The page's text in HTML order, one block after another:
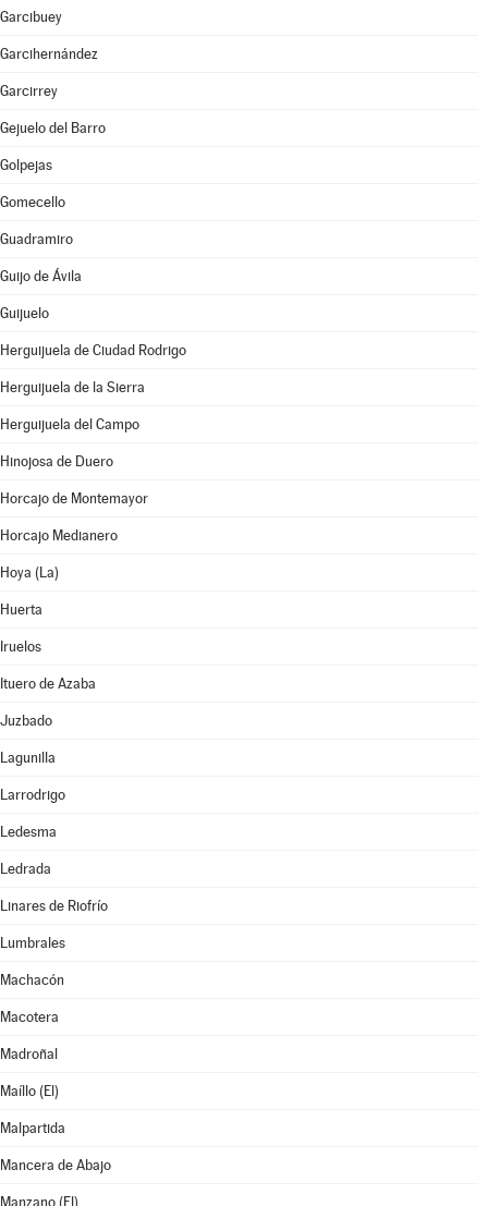
Garcibuey
Garcihernández
Garcirrey
Gejuelo del Barro
Golpejas
Gomecello
Guadramiro
Guijo de Ávila
Guijuelo
Herguijuela de Ciudad Rodrigo
Herguijuela de la Sierra
Herguijuela del Campo
Hinojosa de Duero
Horcajo de Montemayor
Horcajo Medianero
Hoya (La)
Huerta
Iruelos
Ituero de Azaba
Juzbado
Lagunilla
Larrodrigo
Ledesma
Ledrada
Linares de Riofrío
Lumbrales
Machacón
Macotera
Madroñal
Maíllo (El)
Malpartida
Mancera de Abajo
Manzano (El)